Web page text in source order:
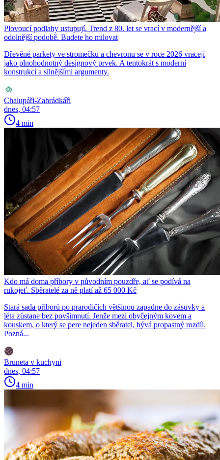
Plovoucí podlahy ustupují. Trend z 80. let se vrací v modernější a
odolnější podobě. Budete ho milovat
Dřevěné parkety ve stromečku a chevronu se v roce 2026 vracejí
jako plnohodnotný designový prvek. A tentokrát s moderní
konstrukcí a silnějšími argumenty.
Chalupáři-Zahrádkáři
dnes, 04:57
4 min
Kdo má doma příbory v původním pouzdře, ať se podívá na
rukojeť. Sběratelé za ně platí až 65 000 Kč
Stará sada příborů po prarodičích většinou zapadne do zásuvky a
léta zůstane bez povšimnutí. Jenže mezi obyčejným kovem a
kouskem, o který se pere nejeden sběratel, bývá propastný rozdíl.
Pozná...
Bruneta v kuchyni
dnes, 04:57
4 min